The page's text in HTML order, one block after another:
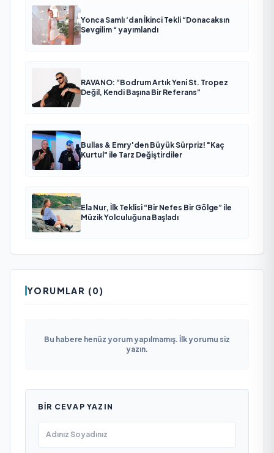
Yonca Samlı ‘dan İkinci Tekli “Donacaksın
Sevgilim “ yayımlandı
RAVANO: “Bodrum Artık Yeni St. Tropez
Değil, Kendi Başına Bir Referans”
Bullas & Emry'den Büyük Sürpriz! "Kaç
Kurtul" ile Tarz Değiştirdiler
Ela Nur, İlk Teklisi “Bir Nefes Bir Gölge” ile
Müzik Yolculuğuna Başladı
YORUMLAR (0)
Bu habere henüz yorum yapılmamış. İlk yorumu siz
yazın.
BIR CEVAP YAZIN